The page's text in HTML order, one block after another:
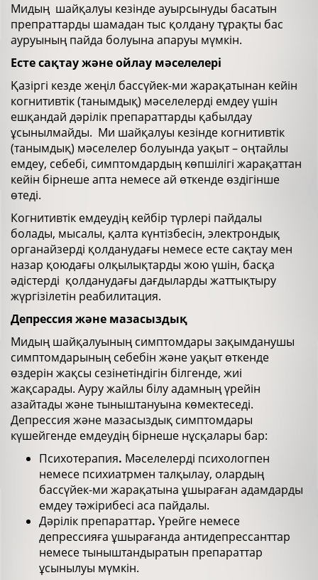
Мидың шайқалуы кезінде ауырсынуды басатын
препраттарды шамадан тыс қолдану тұрақты бас
ауруының пайда болуына апаруы мүмкін.
Есте сақтау және ойлау мәселелері
Қазіргі кезде жеңіл бассүйек-ми жарақатынан кейін
когнитивтік (танымдық) мәселелерді емдеу үшін
ешқандай дәрілік препараттарды қабылдау
ұсынылмайды. Ми шайқалуы кезінде когнитивтік
(танымдық) мәселелер болуында уақыт – оңтайлы
емдеу, себебі, симптомдардың көпшілігі жарақаттан
кейін бірнеше апта немесе ай өткенде өздігінше
өтеді.
Когнитивтік емдеудің кейбір түрлері пайдалы
болады, мысалы, қалта күнтізбесін, электрондық
органайзерді қолданудағы немесе есте сақтау мен
назар қоюдағы олқылықтарды жою үшін, басқа
әдістерді қолданудағы дағдыларды жаттықтыру
жүргізілетін реабилитация.
Депрессия және мазасыздық
Мидың шайқалуының симптомдары зақымданушы
симптомдарының себебін және уақыт өткенде
өздерін жақсы сезінетіндігін білгенде, жиі
жақсарады. Ауру жайлы білу адамның үрейін
азайтады және тыныштануына көмектеседі.
Депрессия және мазасыздық симптомдары
күшейгенде емдеудің бірнеше нұсқалары бар:
Психотерапия. Мәселелерді психологпен
немесе психиатрмен талқылау, олардың
бассүйек-ми жарақатына ұшыраған адамдарды
емдеу тәжірибесі аса пайдалы.
Дәрілік препараттар. Үрейге немесе
депрессияға ұшырағанда антидепрессанттар
немесе тыныштандыратын препараттар
ұсынылуы мүмкін.